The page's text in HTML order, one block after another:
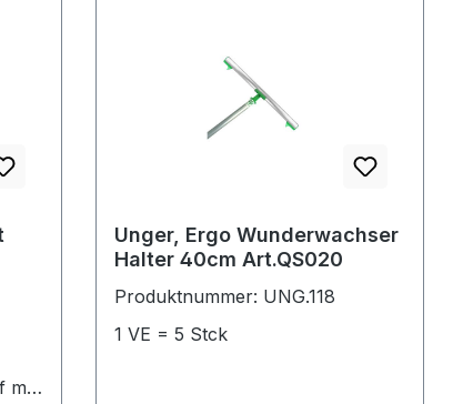
mit
Unger, Ergo Wunderwachser
Halter 40cm Art.QS020
Produktnummer: UNG.118
1 VE = 5 Stck